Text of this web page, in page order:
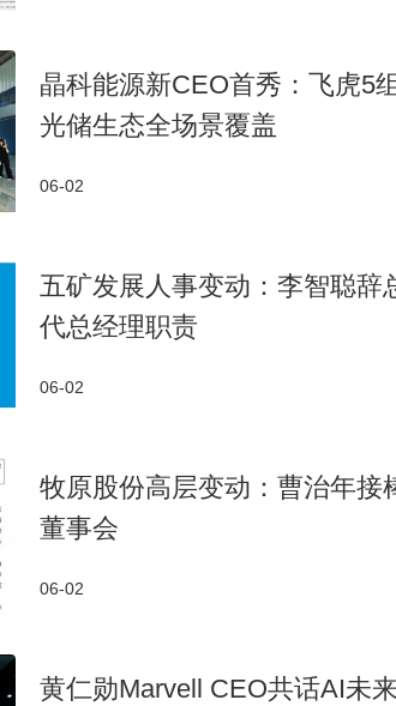
晶科能源新CEO首秀：飞虎5
光储生态全场景覆盖
06-02
五矿发展人事变动：李智聪辞
代总经理职责
06-02
牧原股份高层变动：曹治年接
董事会
06-02
黄仁勋Marvell CEO共话AI未